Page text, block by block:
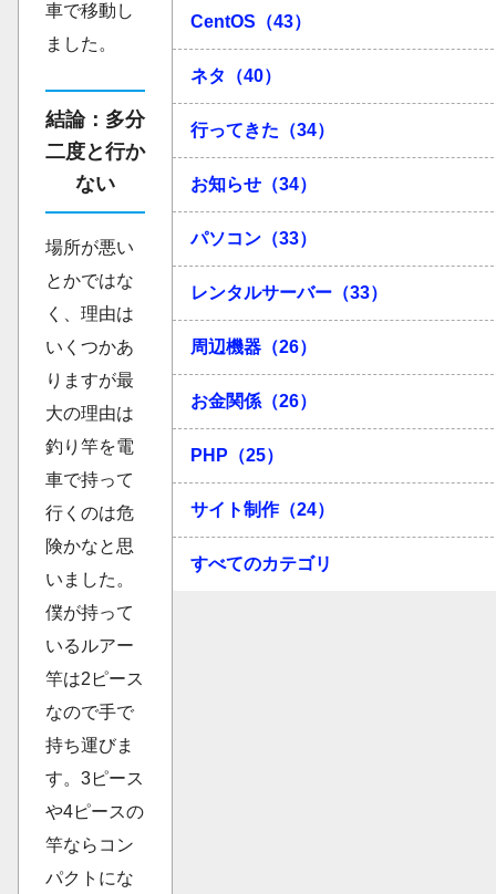
車で移動し
ました。
結論：多分
二度と行か
ない
場所が悪い
とかではな
く、理由は
いくつかあ
りますが最
大の理由は
釣り竿を電
車で持って
行くのは危
険かなと思
いました。
僕が持って
いるルアー
竿は2ピース
なので手で
持ち運びま
す。3ピース
や4ピースの
竿ならコン
パクトにな
CentOS（43）
ネタ（40）
行ってきた（34）
お知らせ（34）
パソコン（33）
レンタルサーバー（33）
周辺機器（26）
お金関係（26）
PHP（25）
サイト制作（24）
すべてのカテゴリ